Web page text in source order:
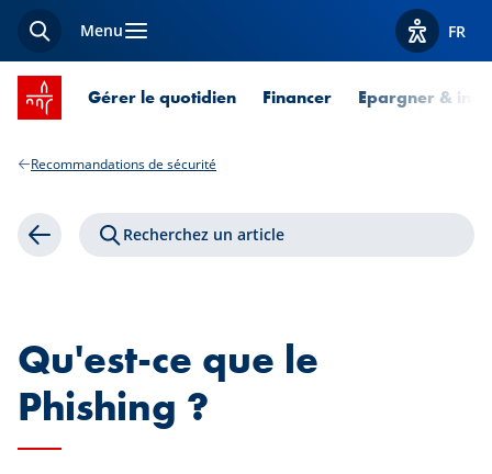
Recherche
Menu Afficher
FR
Accueil SPUERKEESS
Gérer le quotidien Financer Epargner &
Recommandations de sécurité
Retour Recherchez un article
Qu'est-ce que le
Phishing ?